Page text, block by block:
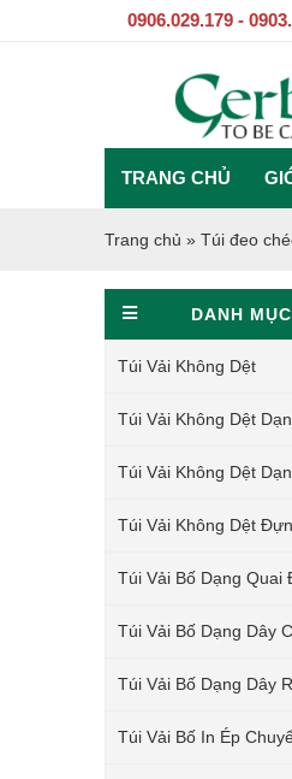
0906.029.179 -
TRANG CHỦ
Trang chủ » Túi đeo
DANH
Túi Vải Không Dệt
Túi Vải Không Dệt
Túi Vải Không Dệt
Túi Vải Không Dệt
Túi Vải Bố Dạng Quai
Túi Vải Bố Dạng Dây
Túi Vải Bố Dạng Dây
Túi Vải Bố In Ép